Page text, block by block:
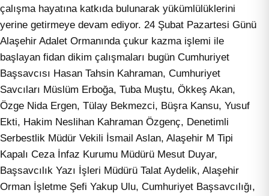
çalışma hayatına katkıda bulunarak yükümlülüklerini
yerine getirmeye devam ediyor. 24 Şubat Pazartesi Günü
Alaşehir Adalet Ormanında çukur kazma işlemi ile
başlayan fidan dikim çalışmaları bugün Cumhuriyet
Başsavcısı Hasan Tahsin Kahraman, Cumhuriyet
Savcıları Müslüm Erboğa, Tuba Muştu, Ökkeş Akan,
Özge Nida Ergen, Tülay Bekmezci, Büşra Kansu, Yusuf
Ekti, Hakim Neslihan Kahraman Özgenç, Denetimli
Serbestlik Müdür Vekili İsmail Aslan, Alaşehir M Tipi
Kapalı Ceza İnfaz Kurumu Müdürü Mesut Duyar,
Başsavcılık Yazı İşleri Müdürü Talat Aydelik, Alaşehir
Orman İşletme Şefi Yakup Ulu, Cumhuriyet Başsavcılığı,